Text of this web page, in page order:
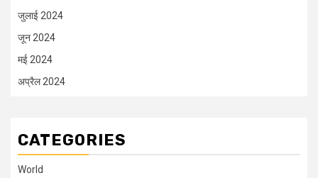
जुलाई 2024
जून 2024
मई 2024
अप्रैल 2024
CATEGORIES
World